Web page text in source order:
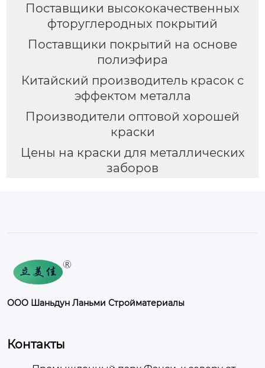
Поставщики высококачественных
фторуглеродных покрытий
Поставщики покрытий на основе
полиэфира
Китайский производитель красок с
эффектом металла
Производители оптовой хорошей
краски
Цены на краски для металлических
заборов
ООО Шаньдун Ланьми Стройматериалы
Контакты